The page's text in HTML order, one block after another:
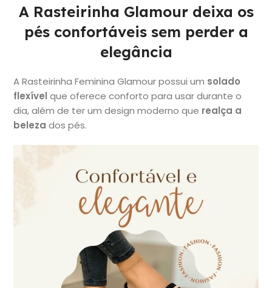
A Rasteirinha Glamour deixa os
pés confortáveis ​​sem perder a
elegância
A Rasteirinha Feminina Glamour possui um solado
flexível que oferece conforto para usar durante o
dia, além de ter um design moderno que realça a
beleza dos pés.